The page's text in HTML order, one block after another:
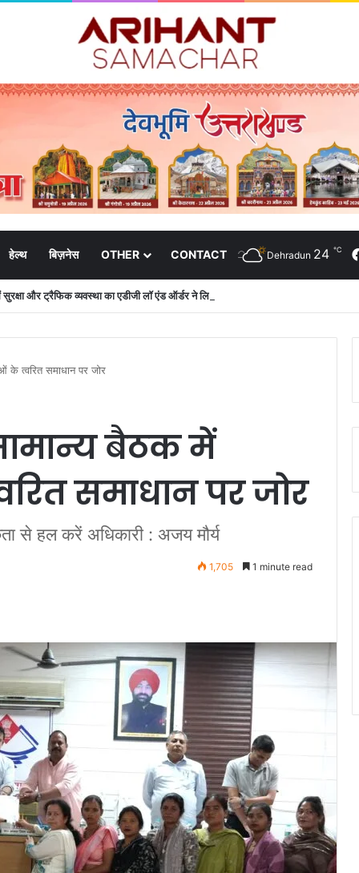
हेल्थ बिज़नेस OTHER CONTACT Dehradun 24 ℃
सुरक्षा और ट्रैफिक व्यवस्था का एडीजी लॉ एंड ऑर्डर ने लिया जायजा
के त्वरित समाधान पर जोर
बैठक में
समाधान पर जोर
से हल करें अधिकारी : अजय मौर्य
1,705 1 minute read